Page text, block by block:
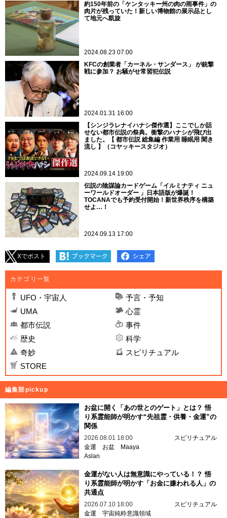
約150年前の「ケンタッキー州の肉の雨事件」の
肉片が残っていた！新しい博物館の展示品とし
て地元へ凱旋
2024.08.23 07:00
KFCの創業者「カーネル・サンダース」 が銃撃
戦に参加？ お騒がせ常習犯伝説
2024.01.31 16:00
【シンジラレナイハナシ傑作選】ここでしか話
せない都市伝説の祭典。衝撃のハナシが飛び出
ました。【 都市伝説 総集編 作業用 睡眠用 聞き
流し 】（コヤッキースタジオ）
2024.09.14 19:00
伝説の陰謀論カードゲーム「イルミナティ ニュ
ーワールドオーダー 」日本語版が爆誕！
TOCANAでも予約受付開始！新世界秩序を構築
せよ…！
2024.09.13 17:00
Xでポスト
カテゴリ一覧
UFO・宇宙人
予言・予知
UMA
心霊
都市伝説
事件
歴史
科学
奇妙
スピリチュアル
STORE
編集部pickup
お盆に開く「あの世とのゲート」とは？ 悟
り系霊能師が明かす“先祖霊・供養・金運”の
関係
2026.08.01 18:00
スピリチュアル
金運
お盆
Maaya
Aslan
金運がない人は無意識にやっている！？ 悟
り系霊能師が明かす「お金に嫌われる人」の
共通点
2026.07.10 18:00
スピリチュアル
金運 宇宙純粋意識領域